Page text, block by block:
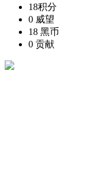
18积分
0 威望
18 黑币
0 贡献